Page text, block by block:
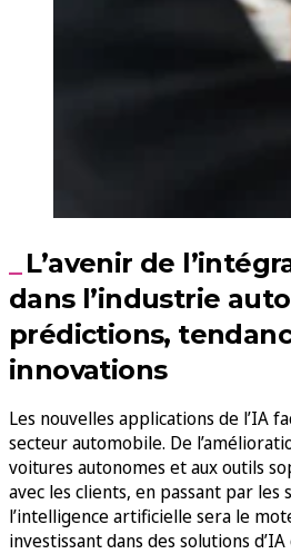
L’avenir de
dans l’industrie
prédictions,
innovations
Les nouvelles applications de l’IA
secteur automobile. De
voitures autonomes et aux outils
avec les clients, en passant par les
l’intelligence artificielle sera le
investissant dans des solutions